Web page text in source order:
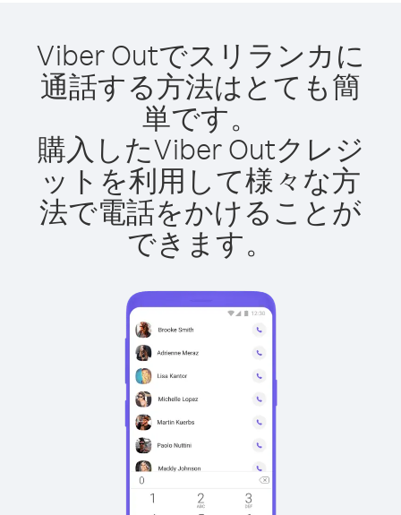
Viber Outでスリランカに
通話する方法はとても簡
単です。
購入したViber Outクレジ
ットを利用して様々な方
法で電話をかけることが
できます。